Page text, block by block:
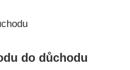
do důchodu